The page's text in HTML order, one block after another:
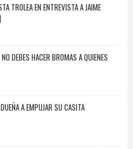
TROLEA EN ENTREVISTA A JAIME
DEBES HACER BROMAS A QUIENES
A EMPUJAR SU CASITA